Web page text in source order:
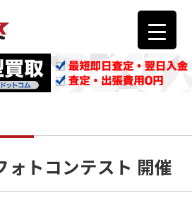
ォトコンテスト 開催